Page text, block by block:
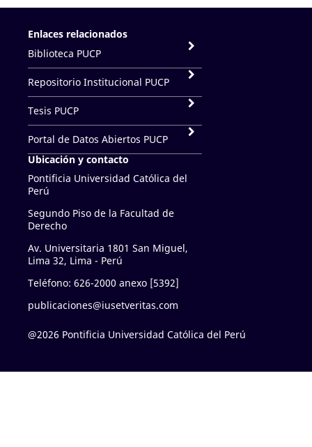
Enlaces relacionados
Biblioteca PUCP
Repositorio Institucional PUCP
Tesis PUCP
Portal de Datos Abiertos PUCP
Ubicación y contacto
Pontificia Universidad Católica del
Perú
Segundo Piso de la Facultad de
Derecho
Av. Universitaria 1801 San Miguel,
Lima 32, Lima - Perú
Teléfono: 626-2000 anexo [5392]
publicaciones@iusetveritas.com
@2026 Pontificia Universidad Católica del Perú